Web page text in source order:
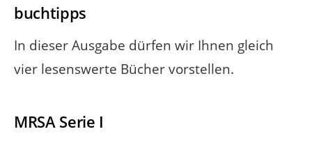
buchtipps
In dieser Ausgabe dürfen wir Ihnen gleich
vier lesenswerte Bücher vorstellen.
MRSA Serie I